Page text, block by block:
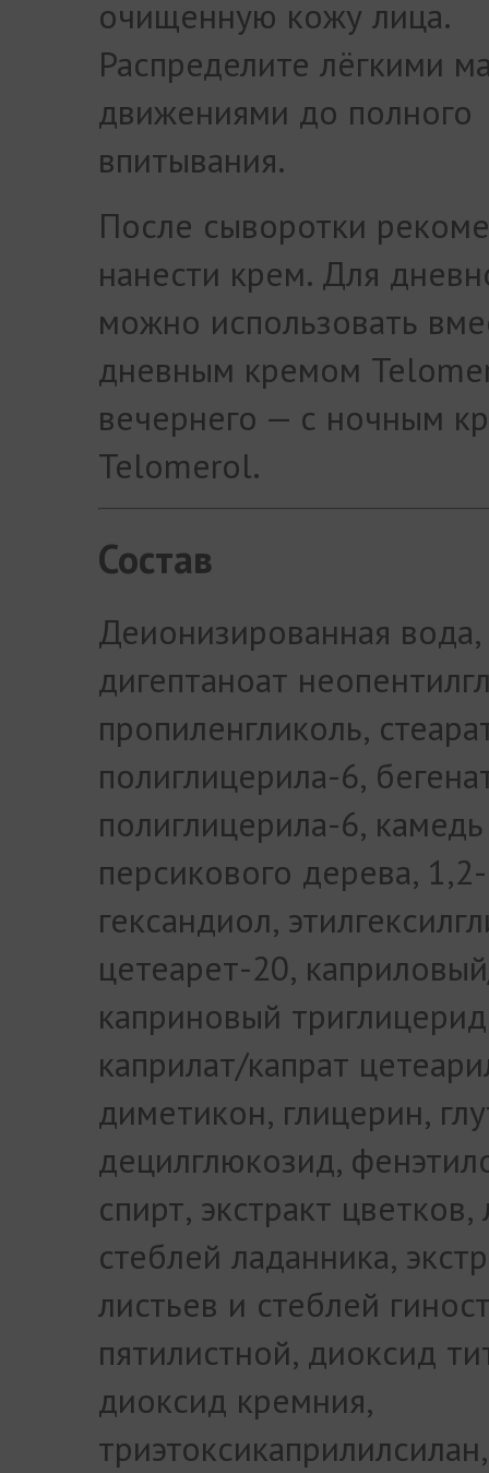
очищенную кожу лица.
Распределите лёгкими
движениями до полного
впитывания.
После сыворотки
нанести крем. Для
можно использовать
дневным кремом
вечернего — с ночным
Telomerol.
Состав
Деионизированная вода,
дигептаноат
пропиленгликоль,
полиглицерила-6,
полиглицерила-6, камедь
персикового дерева, 1,2-
гександиол,
цетеарет-20,
каприновый
каприлат/капрат
диметикон, глицерин,
децилглюкозид,
спирт, экстракт цветков,
стеблей ладанника,
листьев и стеблей
пятилистной, диоксид
диоксид кремния,
триэтоксикаприлилсилан,